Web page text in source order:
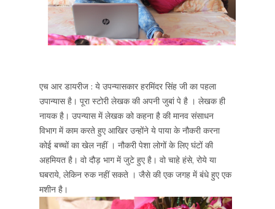
एच आर डायरीज : ये उपन्यासकार हरमिंदर सिंह जी का पहला
उपान्यास है। पूरा स्टोरी लेखक की अपनी जुबां पे है । लेखक ही
नायक है। उपन्यास में लेखक को कहना है की मानव संसाधन
विभाग में काम करते हुए आखिर उन्होंने ये पाया के नौकरी करना
कोई बच्चों का खेल नहीं । नौकरी पेशा लोगों के लिए घंटों की
अहमियत है। वो दौड़ भाग में जुटे हुए है। वो चाहे हंसे, रोये या
घबराये, लेकिन रुक नहीं सकते । जैसे की एक जगह में बंधे हुए एक
मशीन है।